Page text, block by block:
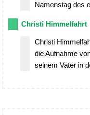
Namenstag des
Christi Himmelfahrt
Christi
die Aufnahme
seinem Vater in